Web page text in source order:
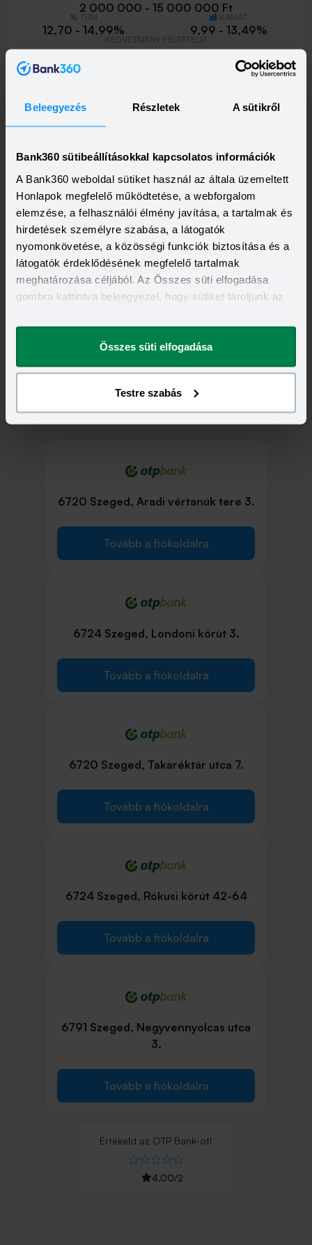
Beleegyezés Részletek A sütikről
Bank360 sütibeállításokkal kapcsolatos információk
A Bank360 weboldal sütiket használ az általa üzemeltett
Honlapok megfelelő működtetése, a webforgalom
elemzése, a felhasználói élmény javítása, a tartalmak és
hirdetések személyre szabása, a látogatók
nyomonkövetése, a közösségi funkciók biztosítása és a
látogatók érdeklődésének megfelelő tartalmak
meghatározása céljából. Az Összes süti elfogadása
gombra kattintva beleegyezel, hogy sütiket tároljunk az
megváltoztathatod.
Összes süti elfogadása
Testre szabás
2 000 000 - 15 000 000 Ft
12,70 - 14,99% 9,99 - 13,49%
Minimum munkaviszony:
6 hónap
Visszahívást szeretnék
OTP Bank bankfiókok Szeged településen
6720 Szeged, Aradi vértanúk tere 3.
Tovább a fiókoldalra
6724 Szeged, Londoni körút 3.
Tovább a fiókoldalra
6720 Szeged, Takaréktár utca 7.
Tovább a fiókoldalra
6724 Szeged, Rókusi körút 42-64
Tovább a fiókoldalra
6791 Szeged, Negyvennyolcas utca
3.
Tovább a fiókoldalra
Értékeld az OTP Bank-ot!
4,00/2